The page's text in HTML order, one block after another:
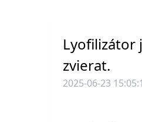
Lyofilizátor
zvierat.
2025-06-23